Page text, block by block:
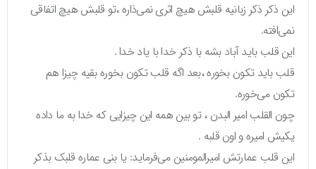
این ذکر ذکر زبانیه قلبش هیچ اثری نمی‌ذاره ،تو قلبش هیچ اتفاقی
نمی‌افته.
این قلب باید آباد بشه با ذکر خدا با یاد خدا .
قلب باید تکون بخوره ،بعد اگه قلب تکون بخوره بقیه چیزا هم
تکون می‌خوره.
چون القلب امیر البدن ، تو بین همه این چیزایی که خدا به ما داده
یکیش امیره و اون قلبه .
این قلب عمارتش امیرالمومنین می‌فرماید: یا بنی عماره قلبک بذکر